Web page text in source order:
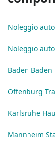
Noleggio
Noleggio
Baden Baden
Offenburg
Karlsruhe
Mannheim